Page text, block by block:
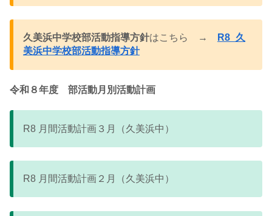
久美浜中学校部活動指導方針はこちら →
R8_久
美浜中学校部活動指導方針
令和８年度 部活動月別活動計画
R8 月間活動計画３月（久美浜中）
R8 月間活動計画２月（久美浜中）